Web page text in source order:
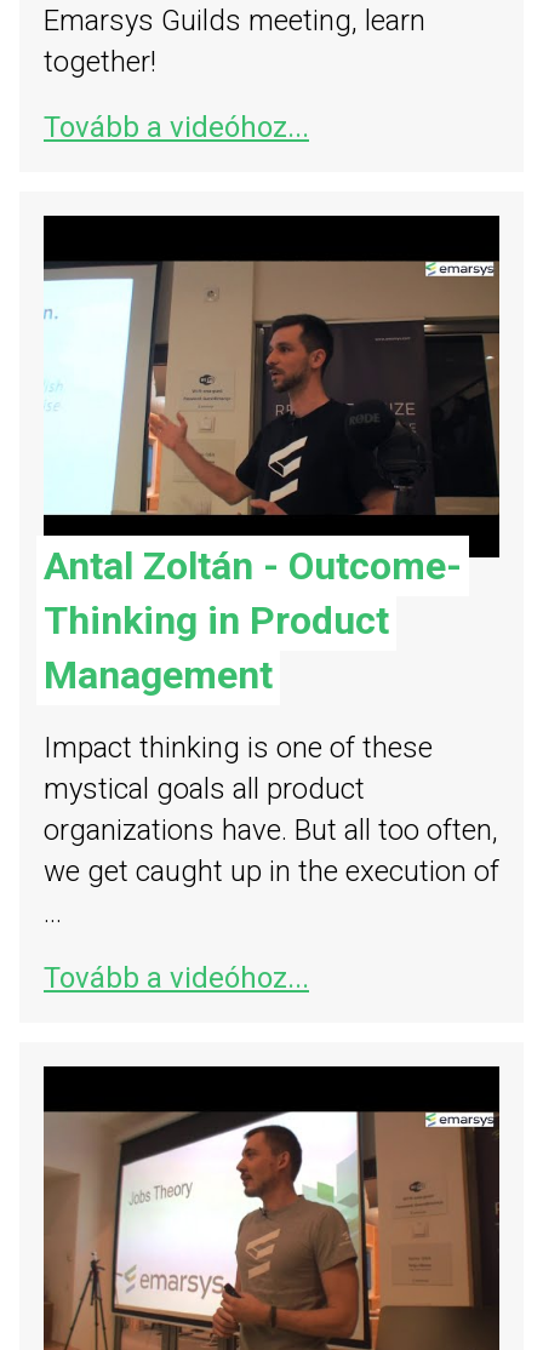
Emarsys Guilds meeting, learn
together!
Tovább a videóhoz...
Antal Zoltán - Outcome-
Thinking in Product
Management
Impact thinking is one of these
mystical goals all product
organizations have. But all too often,
we get caught up in the execution of
...
Tovább a videóhoz...